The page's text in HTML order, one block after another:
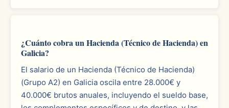
¿Cuánto cobra un Hacienda (Técnico de Hacienda) en
Galicia?
El salario de un Hacienda (Técnico de Hacienda)
(Grupo A2) en Galicia oscila entre 28.000€ y
40.000€ brutos anuales, incluyendo el sueldo base,